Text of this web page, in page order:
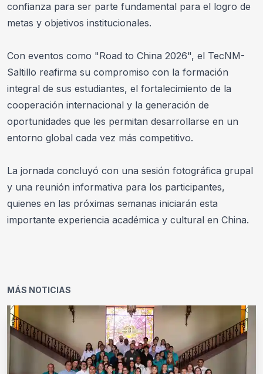
confianza para ser parte fundamental para el logro de
metas y objetivos institucionales.
Con eventos como "Road to China 2026", el TecNM-
Saltillo reafirma su compromiso con la formación
integral de sus estudiantes, el fortalecimiento de la
cooperación internacional y la generación de
oportunidades que les permitan desarrollarse en un
entorno global cada vez más competitivo.
La jornada concluyó con una sesión fotográfica grupal
y una reunión informativa para los participantes,
quienes en las próximas semanas iniciarán esta
importante experiencia académica y cultural en China.
MÁS NOTICIAS